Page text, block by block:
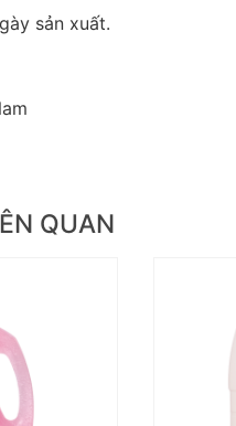
sản xuất.
QUAN